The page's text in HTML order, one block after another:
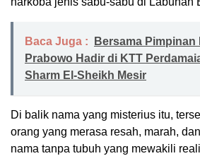
Baca Juga :
Bersama Pimpinan
Prabowo Hadir di KTT
Sharm El-Sheikh Mesir
Di balik nama yang misterius itu,
orang yang merasa resah, marah,
nama tanpa tubuh yang mewakili